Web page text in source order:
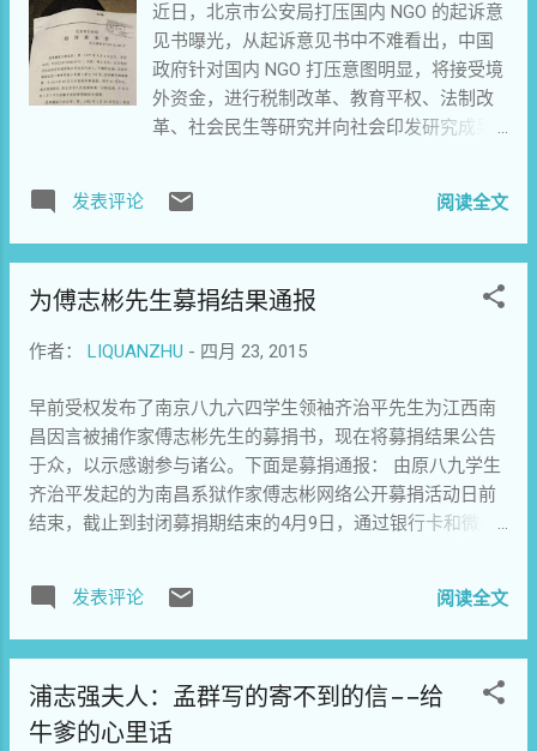
尔（应为德国海因里希.伯尔基金会，宗旨是为国际
间的全球化与安全、环境与社会公正、民主与性别
在社会中的地位等方面的对话提供平台）、德国诺
曼（应为德国腓特烈•瑙曼基金会 ，简称FNF是德国
一个与德国自由民主党和国际自由联盟有关联的基
名）；美国CIPE（国际私营企业中心Center for
International Private Enterprise, CIPE），加拿大PI
金。 警方称，“传知行”两人针对中国税制改革、教
调研，撰写相关领域调研报告及文章，在大学等社
书”称，郭玉闪和何正军负责将调研报告、文集“非
法”印制成书籍，并进行发放。警方称，2007-2014
年，北京传知行社会经济咨询有限公司印制“非法出
版物”图书1万9千余册———北京市新闻出版局就此
出具了“非法出版物”的审查鉴定书。 警方自称，是
涉及“非法经营”的事实的，这一说法应该是为了解释
法。 根据中国《刑法》第二百二十五条，违反国家
情节严重的，处五年以下有期徒刑或者拘役，并处...
近日，北京市公安局打压国内 NGO 的起诉意
见书曝光，从起诉意见书中不难看出，中国
政府针对国内 NGO 打压意图明显，将接受境
外资金，进行税制改革、教育平权、法制改
革、社会民生等研究并向社会印发研究成果
传知行行政主管，遭到中国政府以非法经营
罪起诉，是对人权捍卫者的严重打压行为。
府，严重违反联合国《人权捍卫者宣言》第
人结社，皆有以下权利： （ a ）了解、寻
的所有资讯，乃至有权获得知道这些权利与
自由如何在国内的立法、司法、行政体系中
具体实践。 (b) 自由公开、传授、散播任何关
于人权和基本自由的观点、资讯和知识，如
同各人权及相关国际条约所揭示一般 具体实
全的权利去研究，讨论，形成，及提出各种
适当方式来引起大众对人权及基本自由的关
论是身为个人或与他人结社，皆有权基于和
平促进与保护人权及基本自由之目的，要
发表评论 阅读全文
为傅志彬先生募捐结果通报
作者： LIQUANZHU - 四月 23, 2015
早前受权发布了南京八九六四学生领袖齐治平先生为江西南
昌因言被捕作家傅志彬先生的募捐书，现在将募捐结果公告
于众，以示感谢参与诸公。下面是募捐通报： 由原八九学生
齐治平发起的为南昌系狱作家傅志彬网络公开募捐活动日前
结束，截止到封闭募捐期结束的4月9日，通过银行卡和微信
彬案退侦后目前已经重新进入起诉阶段，起诉罪名仍为“非法
经营罪”。 作家傅志彬因去年七月在台湾出版《洗脑的历史》
圣权利，傅志彬先生的读者倡议发起了该项网络募捐活动。
欢迎认可该活动的社会各界人士继续为傅志彬先生捐款，为
发表评论 阅读全文
浦志强夫人：孟群写的寄不到的信——给
牛爹的心里话